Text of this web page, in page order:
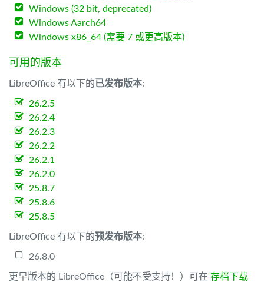
Windows (32 bit, deprecated)
Windows Aarch64
Windows x86_64 (需要 7 或更高版本)
可用的版本
LibreOffice 有以下的已发布版本:
26.2.5
26.2.4
26.2.3
26.2.2
26.2.1
26.2.0
25.8.7
25.8.6
25.8.5
LibreOffice 有以下的预发布版本:
26.8.0
更早版本的 LibreOffice（可能不受支持！）可在 存档下载